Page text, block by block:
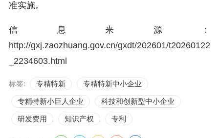
准实施。
信息来源：
http://gxj.zaozhuang.gov.cn/gxdt/202601/t20260122
_2234603.html
标签: 专精特新 专精特新中小企业
专精特新小巨人企业 科技和创新型中小企业
研发费用 知识产权 专利